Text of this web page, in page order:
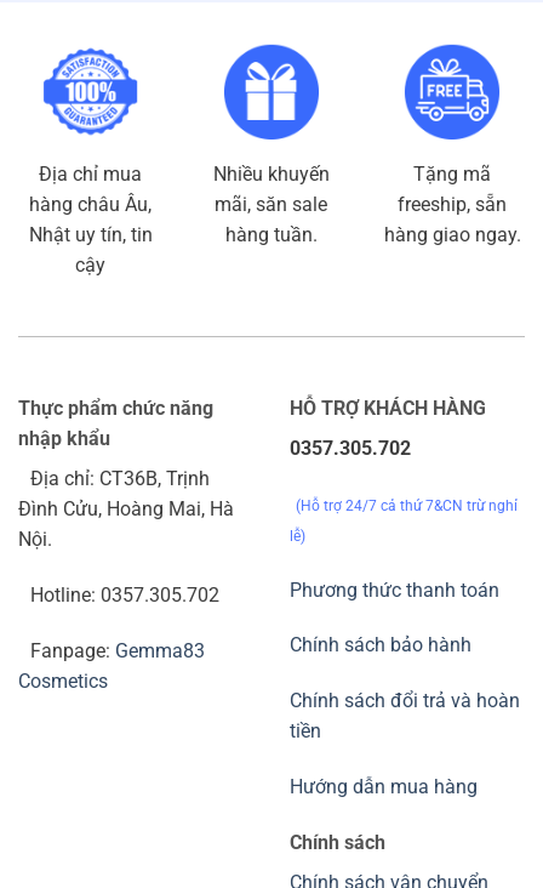
Địa chỉ mua
hàng châu Âu,
Nhật uy tín, tin
cậy
Nhiều khuyến
mãi, săn sale
hàng tuần.
Tặng mã
freeship, sẵn
hàng giao ngay.
Thực phẩm chức năng
nhập khẩu
Địa chỉ: CT36B, Trịnh
Đình Cửu, Hoàng Mai, Hà
Nội.
Hotline: 0357.305.702
Fanpage: Gemma83
Cosmetics
HỖ TRỢ KHÁCH HÀNG
0357.305.702
(Hỗ trợ 24/7 cả thứ 7&CN trừ nghỉ
lễ)
Phương thức thanh toán
Chính sách bảo hành
Chính sách đổi trả và hoàn
tiền
Hướng dẫn mua hàng
Chính sách
Chính sách vận chuyển